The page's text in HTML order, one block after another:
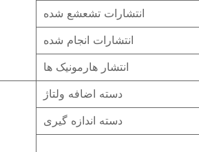
انتشارات تشعشع شده
انتشارات انجام شده
انتشار هارمونیک ها
دسته اضافه ولتاژ
دسته اندازه گیری